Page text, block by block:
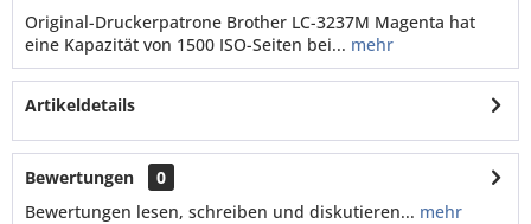
Original-Druckerpatrone Brother LC-3237M Magenta hat
eine Kapazität von 1500 ISO-Seiten bei... mehr
Artikeldetails
Bewertungen
0
Bewertungen lesen, schreiben und diskutieren... mehr